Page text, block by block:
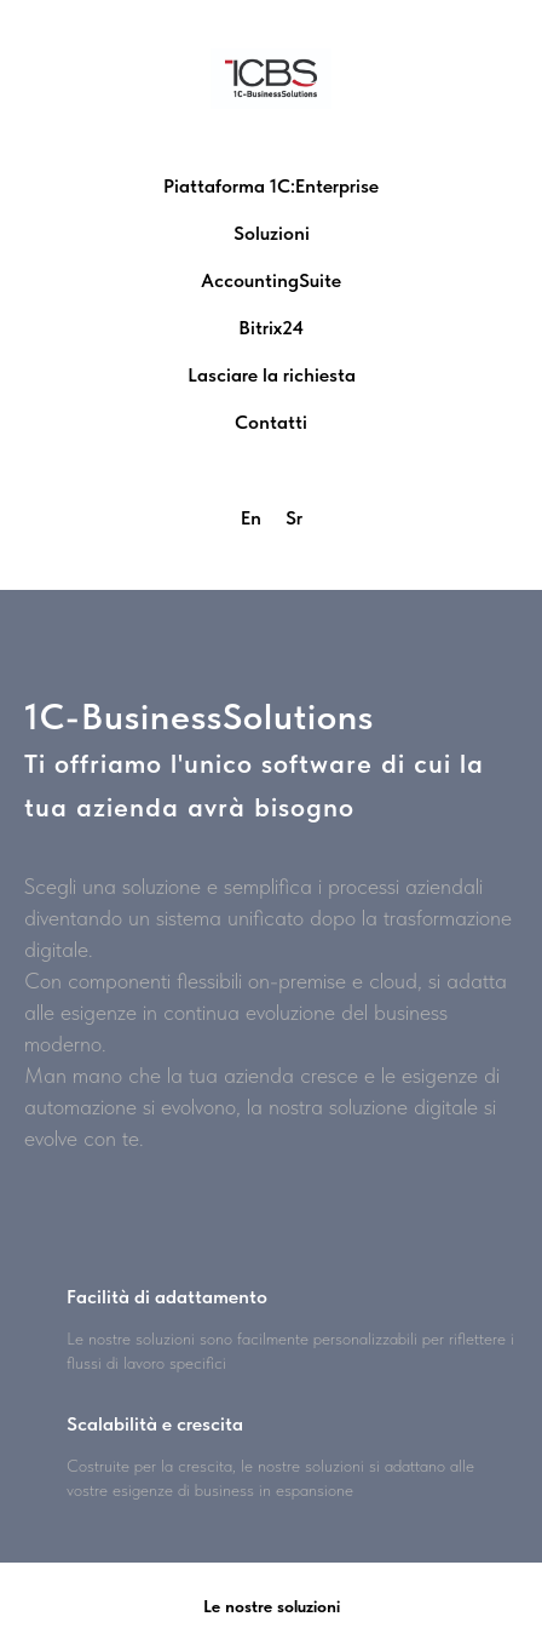
Piattaforma 1C:Enterprise
Soluzioni
AccountingSuite
Bitrix24
Lasciare la richiesta
Contatti
En Sr
1C-BusinessSolutions
Ti offriamo l'unico software di cui la
tua azienda avrà bisogno
Scegli una soluzione e semplifica i processi aziendali
diventando un sistema unificato dopo la trasformazione
digitale.
Con componenti flessibili on-premise e cloud, si adatta
alle esigenze in continua evoluzione del business
moderno.
Man mano che la tua azienda cresce e le esigenze di
automazione si evolvono, la nostra soluzione digitale si
evolve con te.
Facilità di adattamento
Le nostre soluzioni sono facilmente personalizzabili per riflettere i
flussi di lavoro specifici
Scalabilità e crescita
Costruite per la crescita, le nostre soluzioni si adattano alle
vostre esigenze di business in espansione
Le nostre soluzioni